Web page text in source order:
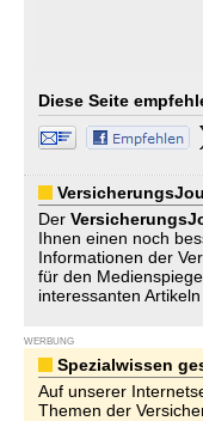
Diese Seite
Der
Ihnen einen noch
Informationen der
für den
interessanten
WERBUNG
Spezialwissen
Auf unserer
Themen der